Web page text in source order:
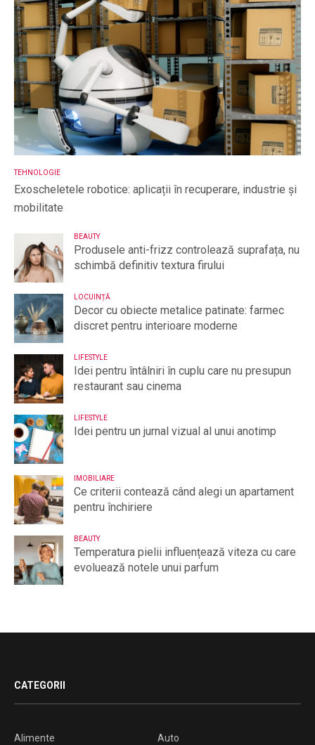
TEHNOLOGIE
Exoscheletele robotice: aplicații în recuperare, industrie și
mobilitate
BEAUTY
Produsele anti-frizz controlează suprafața, nu
schimbă definitiv textura firului
LOCUINȚĂ
Decor cu obiecte metalice patinate: farmec
discret pentru interioare moderne
LIFESTYLE
Idei pentru întâlniri în cuplu care nu presupun
restaurant sau cinema
LIFESTYLE
Idei pentru un jurnal vizual al unui anotimp
IMOBILIARE
Ce criterii contează când alegi un apartament
pentru închiriere
BEAUTY
Temperatura pielii influențează viteza cu care
evoluează notele unui parfum
CATEGORII
Alimente Auto